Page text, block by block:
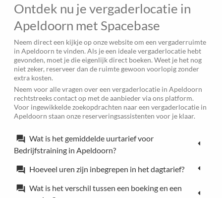
Ontdek nu je vergaderlocatie in
Apeldoorn met Spacebase
Neem direct een kijkje op onze website om een vergaderruimte
in Apeldoorn te vinden. Als je een ideale vergaderlocatie hebt
gevonden, moet je die eigenlijk direct boeken. Weet je het nog
niet zeker, reserveer dan de ruimte gewoon voorlopig zonder
extra kosten.
Neem voor alle vragen over een vergaderlocatie in Apeldoorn
rechtstreeks contact op met de aanbieder via ons platform.
Voor ingewikkelde zoekopdrachten naar een vergaderlocatie in
Apeldoorn staan onze reserveringsassistenten voor je klaar.
forum Wat is het gemiddelde uurtarief voor
Bedrijfstraining in Apeldoorn?
forum Hoeveel uren zijn inbegrepen in het dagtarief?
forum Wat is het verschil tussen een boeking en een